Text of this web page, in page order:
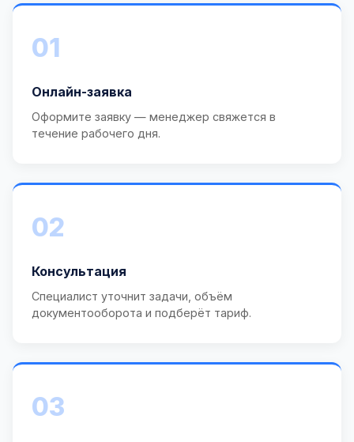
01
Онлайн-заявка
Оформите заявку — менеджер свяжется в
течение рабочего дня.
02
Консультация
Специалист уточнит задачи, объём
документооборота и подберёт тариф.
03